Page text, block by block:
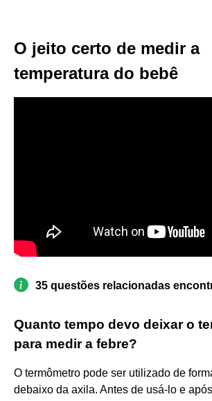
O jeito certo de medir a
temperatura do bebê
35 questões relacionadas
Quanto tempo devo deixar o
para medir a febre?
O termômetro pode ser utilizado de
debaixo da axila. Antes de usá-lo e